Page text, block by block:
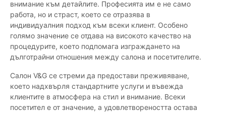
внимание към детайлите. Професията им е не само
работа, но и страст, което се отразява в
индивидуалния подход към всеки клиент. Особено
голямо значение се отдава на високото качество на
процедурите, което подпомага изграждането на
дълготрайни отношения между салона и посетителите.
Салон V&G се стреми да предостави преживяване,
което надхвърля стандартните услуги и въвежда
клиентите в атмосфера на стил и внимание. Всеки
посетител е от значение, а удовлетвореността остава